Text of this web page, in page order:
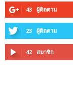
43 ผู้ติดตาม
23 ผู้ติดตาม
42 สมาชิก